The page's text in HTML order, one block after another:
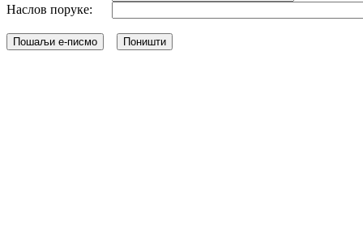
Наслов поруке: